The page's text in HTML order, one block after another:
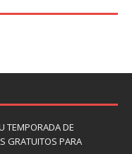
TEMPORADA DE
GRATUITOS PARA